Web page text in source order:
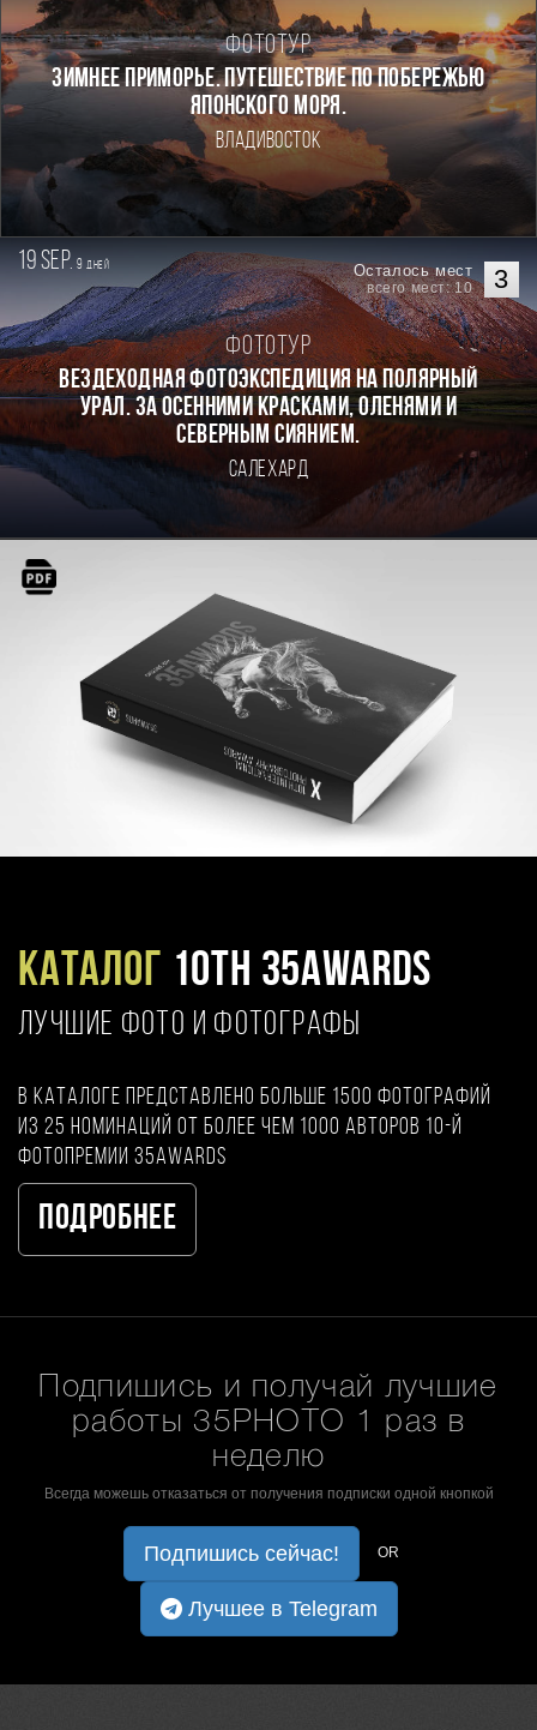
Фототур
ЗИМНЕЕ ПРИМОРЬЕ. ПУТЕШЕСТВИЕ ПО ПОБЕРЕЖЬЮ
ЯПОНСКОГО МОРЯ.
Владивосток
19 sep. 9дней 3
Осталось мест
всего мест: 10
Фототур
Вездеходная фотоэкспедиция на Полярный
Урал. За осенними красками, оленями и
северным сиянием.
Салехард
Каталог 10TH 35AWARDS
ЛУЧШИЕ ФОТО И ФОТОГРАФЫ
В каталоге представлено больше 1500 фотографий
из 25 номинаций от более чем 1000 авторов 10-й
фотопремии 35AWARDS
Подробнее
Подпишись и получай лучшие
работы 35PHOTO 1 раз в
неделю
Всегда можешь отказаться от получения подписки одной кнопкой
Подпишись сейчас! OR
Лучшее в Telegram